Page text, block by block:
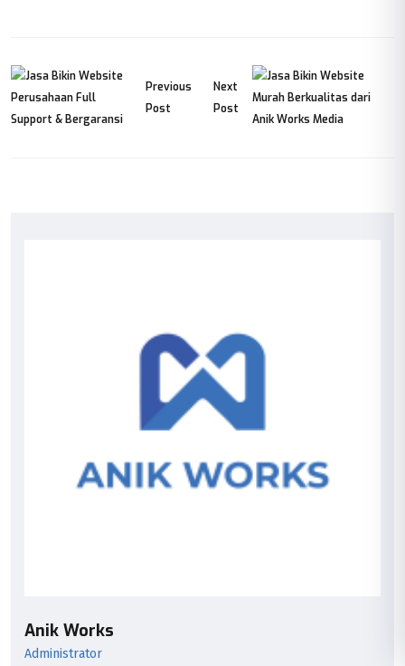
Previous
Post
Next
Post
Anik Works
Administrator